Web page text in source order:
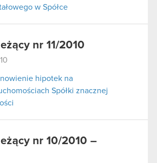
w Spółce
nr 11/2010
hipotek na
Spółki znacznej
nr 10/2010 –